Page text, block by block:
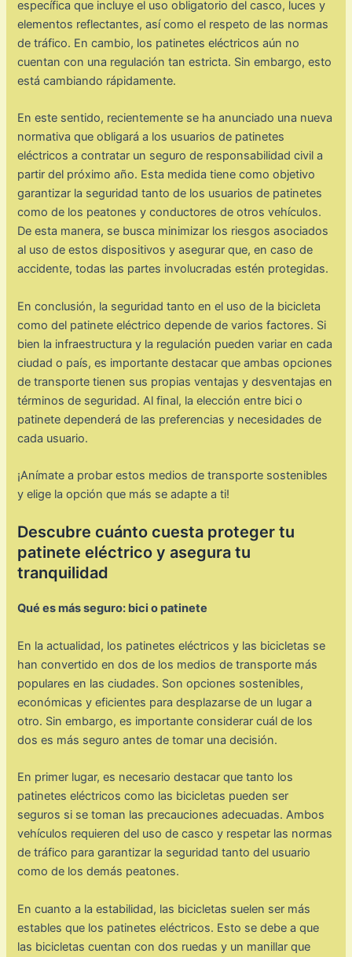
específica que incluye el uso obligatorio del casco, luces y
elementos reflectantes, así como el respeto de las normas
de tráfico. En cambio, los patinetes eléctricos aún no
cuentan con una regulación tan estricta. Sin embargo, esto
está cambiando rápidamente.
En este sentido, recientemente se ha anunciado una nueva
normativa que obligará a los usuarios de patinetes
eléctricos a contratar un seguro de responsabilidad civil a
partir del próximo año. Esta medida tiene como objetivo
garantizar la seguridad tanto de los usuarios de patinetes
como de los peatones y conductores de otros vehículos.
De esta manera, se busca minimizar los riesgos asociados
al uso de estos dispositivos y asegurar que, en caso de
accidente, todas las partes involucradas estén protegidas.
En conclusión, la seguridad tanto en el uso de la bicicleta
como del patinete eléctrico depende de varios factores. Si
bien la infraestructura y la regulación pueden variar en cada
ciudad o país, es importante destacar que ambas opciones
de transporte tienen sus propias ventajas y desventajas en
términos de seguridad. Al final, la elección entre bici o
patinete dependerá de las preferencias y necesidades de
cada usuario.
¡Anímate a probar estos medios de transporte sostenibles
y elige la opción que más se adapte a ti!
Descubre cuánto cuesta proteger tu
patinete eléctrico y asegura tu
tranquilidad
Qué es más seguro: bici o patinete
En la actualidad, los patinetes eléctricos y las bicicletas se
han convertido en dos de los medios de transporte más
populares en las ciudades. Son opciones sostenibles,
económicas y eficientes para desplazarse de un lugar a
otro. Sin embargo, es importante considerar cuál de los
dos es más seguro antes de tomar una decisión.
En primer lugar, es necesario destacar que tanto los
patinetes eléctricos como las bicicletas pueden ser
seguros si se toman las precauciones adecuadas. Ambos
vehículos requieren del uso de casco y respetar las normas
de tráfico para garantizar la seguridad tanto del usuario
como de los demás peatones.
En cuanto a la estabilidad, las bicicletas suelen ser más
estables que los patinetes eléctricos. Esto se debe a que
las bicicletas cuentan con dos ruedas y un manillar que